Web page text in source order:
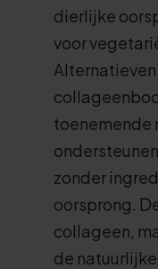
dierlijke
voor
toenemende
zonder
oorsprong.
collageen,
de